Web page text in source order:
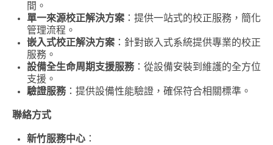
間。
單一來源校正解決方案 ：提供一站式的校正服務，簡化
管理流程。
嵌入式校正解決方案 ：針對嵌入式系統提供專業的校正
服務。
設備全生命周期支援服務：從設備安裝到維護的全方位
支援。
驗證服務：提供設備性能驗證，確保符合相關標準。
聯絡方式
新竹服務中心 ：